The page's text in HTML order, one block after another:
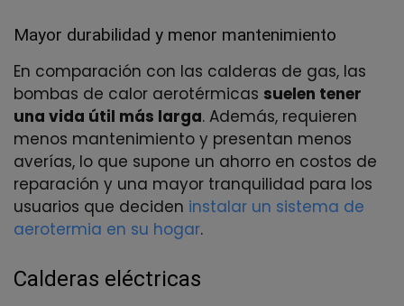
Mayor durabilidad y menor mantenimiento
En comparación con las calderas de gas, las
bombas de calor aerotérmicas suelen tener
una vida útil más larga. Además, requieren
menos mantenimiento y presentan menos
averías, lo que supone un ahorro en costos de
reparación y una mayor tranquilidad para los
usuarios que deciden instalar un sistema de
aerotermia en su hogar.
Calderas eléctricas